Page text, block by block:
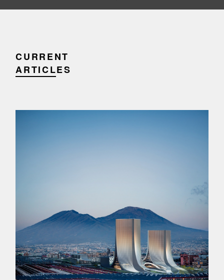
CURRENT
ARTICLES